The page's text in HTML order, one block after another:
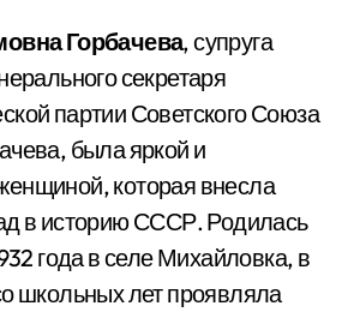
Горбачева, супруга
секретаря
партии Советского Союза
была яркой и
которая внесла
в историю СССР. Родилась
года в селе Михайловка, в
школьных лет проявляла